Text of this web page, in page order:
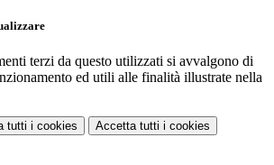
terzi da questo utilizzati si avvalgono di
ed utili alle finalità illustrate nella
tutti i cookies Accetta tutti i cookies